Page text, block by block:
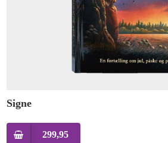
Signe
299,95